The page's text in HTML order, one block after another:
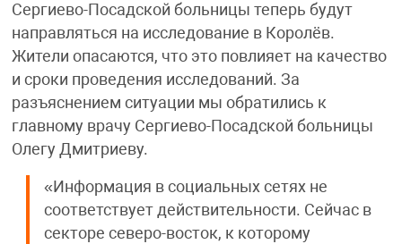
Сергиево-Посадской больницы теперь будут
направляться на исследование в Королёв.
Жители опасаются, что это повлияет на качество
и сроки проведения исследований. За
разъяснением ситуации мы обратились к
главному врачу Сергиево-Посадской больницы
Олегу Дмитриеву.
«Информация в социальных сетях не
соответствует действительности. Сейчас в
секторе северо-восток, к которому